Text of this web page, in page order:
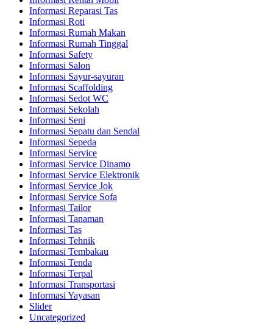
Informasi Reparasi Tas
Informasi Roti
Informasi Rumah Makan
Informasi Rumah Tinggal
Informasi Safety
Informasi Salon
Informasi Sayur-sayuran
Informasi Scaffolding
Informasi Sedot WC
Informasi Sekolah
Informasi Seni
Informasi Sepatu dan Sendal
Informasi Sepeda
Informasi Service
Informasi Service Dinamo
Informasi Service Elektronik
Informasi Service Jok
Informasi Service Sofa
Informasi Tailor
Informasi Tanaman
Informasi Tas
Informasi Tehnik
Informasi Tembakau
Informasi Tenda
Informasi Terpal
Informasi Transportasi
Informasi Yayasan
Slider
Uncategorized